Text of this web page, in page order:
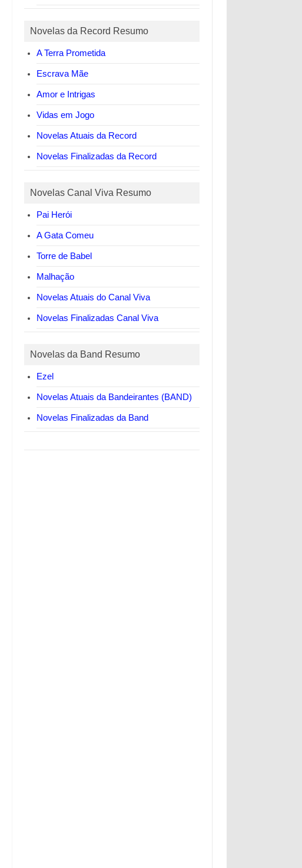
Novelas da Record Resumo
A Terra Prometida
Escrava Mãe
Amor e Intrigas
Vidas em Jogo
Novelas Atuais da Record
Novelas Finalizadas da Record
Novelas Canal Viva Resumo
Pai Herói
A Gata Comeu
Torre de Babel
Malhação
Novelas Atuais do Canal Viva
Novelas Finalizadas Canal Viva
Novelas da Band Resumo
Ezel
Novelas Atuais da Bandeirantes (BAND)
Novelas Finalizadas da Band